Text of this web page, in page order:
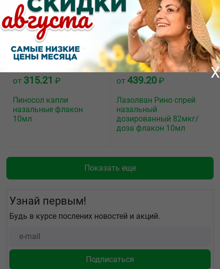
от 315.21 ₽
Пиносол капли
назальные флакон
10мл
от 439.20 ₽
Лазолван Рино спрей
назальный
дозированный 82мкг/
доза флакон 10мл
Показать еще
Узнай первым!
Будь в курсе послених новостей и акций.
X